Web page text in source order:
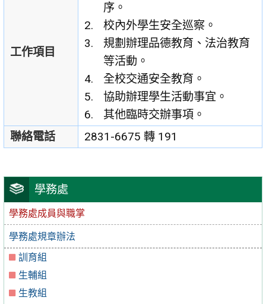
學務處
學務處成員與職掌
學務處規章辦法
訓育組
生輔組
生教組
工作項目
序。
校內外學生安全巡察。
規劃辦理品德教育、法治教育
等活動。
全校交通安全教育。
協助辦理學生活動事宜。
其他臨時交辦事項。
聯絡電話
2831-6675 轉 191